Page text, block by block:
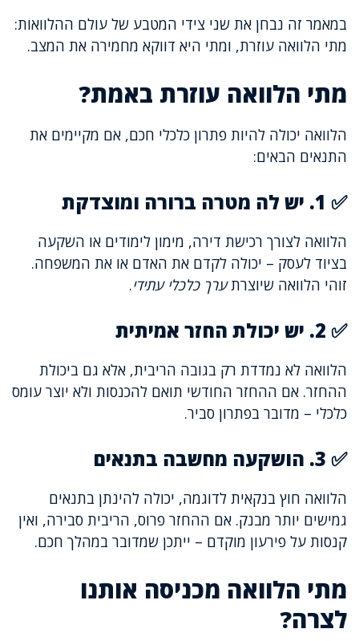
במאמר זה נבחן את שני צידי המטבע של עולם ההלוואות:
מתי הלוואה עוזרת, ומתי היא דווקא מחמירה את המצב.
מתי הלוואה עוזרת באמת?
הלוואה יכולה להיות פתרון כלכלי חכם, אם מקיימים את
התנאים הבאים:
✅ 1. יש לה מטרה ברורה ומוצדקת
הלוואה לצורך רכישת דירה, מימון לימודים או השקעה
בציוד לעסק – יכולה לקדם את האדם או את המשפחה.
זוהי הלוואה שיוצרתערך כלכלי עתידי.
✅ 2. יש יכולת החזר אמיתית
הלוואה לא נמדדת רק בגובה הריבית, אלא גם ביכולת
ההחזר. אם ההחזר החודשי תואם להכנסות ולא יוצר עומס
כלכלי – מדובר בפתרון סביר.
✅ 3. הושקעה מחשבה בתנאים
הלוואה חוץ בנקאית לדוגמה, יכולה להינתן בתנאים
גמישים יותר מבנק. אם ההחזר פרוס, הריבית סבירה, ואין
קנסות על פירעון מוקדם – ייתכן שמדובר במהלך חכם.
מתי הלוואה מכניסה אותנו
לצרה?